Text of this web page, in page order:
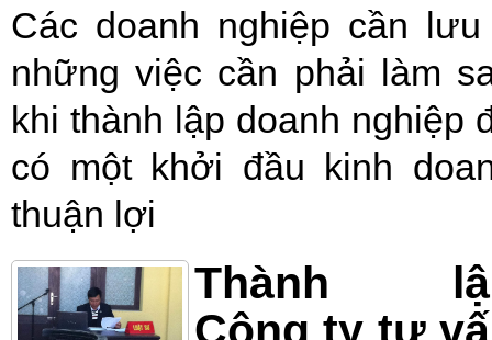
Các doanh nghiệp cần
những việc cần phải làm
khi thành lập doanh nghiệp
có một khởi đầu kinh
thuận lợi
Thành